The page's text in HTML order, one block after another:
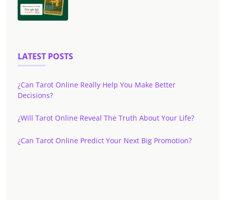
LATEST POSTS
¿Can Tarot Online Really Help You Make Better
Decisions?
¿Will Tarot Online Reveal The Truth About Your Life?
¿Can Tarot Online Predict Your Next Big Promotion?